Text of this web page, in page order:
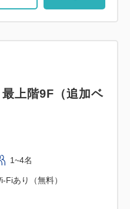
上階9F（追加ベ
1~4名
Fiあり（無料）